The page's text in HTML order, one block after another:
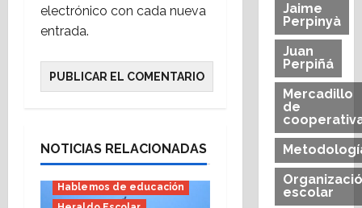
electrónico con cada nueva
entrada.
NOTICIAS RELACIONADAS
Educación Infantil
Educación Primaria
Hablemos de educación
Jaime
Perpinyà
Juan
Perpiñá
Mercadillo
de
escolar